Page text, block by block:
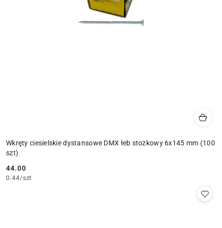
Wkręty ciesielskie dystansowe DMX łeb stożkowy 6x145 mm (100
szt)
Cena:
44.00
0.44/szt